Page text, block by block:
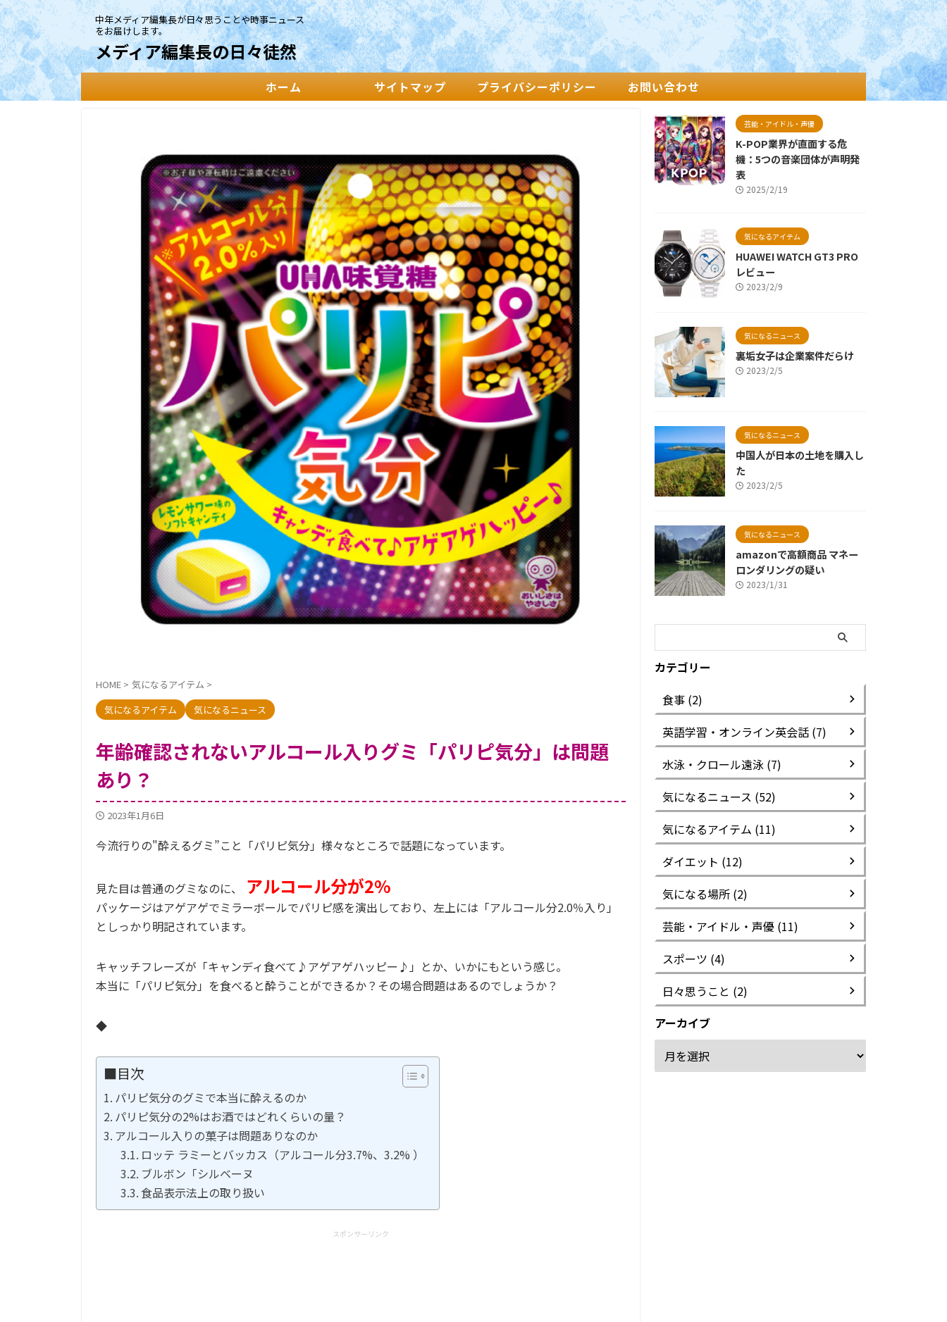
中年メディア編集長が日々思うことや時事ニュース
をお届けします。
メディア編集長の日々徒然
ホーム サイトマップ プライバシーポリシー お問い合わせ
HOME > 気になるアイテム >
気になるアイテム
気になるニュース
年齢確認されないアルコール入りグミ「パリピ気分」は問題
あり？
2023年1月6日
今流行りの"酔えるグミ”こと「パリピ気分」様々なところで話題になっています。
見た目は普通のグミなのに、 アルコール分が2%
パッケージはアゲアゲでミラーボールでパリピ感を演出しており、左上には「アルコール分2.0％入り」
としっかり明記されています。
キャッチフレーズが「キャンディ食べて♪アゲアゲハッピー♪」とか、いかにもという感じ。
本当に「パリピ気分」を食べると酔うことができるか？その場合問題はあるのでしょうか？
◆
■目次
パリピ気分のグミで本当に酔えるのか
パリピ気分の2%はお酒ではどれくらいの量？
アルコール入りの菓子は問題ありなのか
ロッテ ラミーとバッカス（アルコール分3.7%、3.2% ）
ブルボン「シルベーヌ
食品表示法上の取り扱い
スポンサーリンク
芸能・アイドル・声優
K-POP業界が直面する危
機：5つの音楽団体が声明発
表
2025/2/19
気になるアイテム
HUAWEI WATCH GT3 PRO
レビュー
2023/2/9
気になるニュース
裏垢女子は企業案件だらけ
2023/2/5
気になるニュース
中国人が日本の土地を購入し
た
2023/2/5
気になるニュース
amazonで高額商品 マネー
ロンダリングの疑い
2023/1/31
カテゴリー
食事 (2)
英語学習・オンライン英会話 (7)
水泳・クロール遠泳 (7)
気になるニュース (52)
気になるアイテム (11)
ダイエット (12)
気になる場所 (2)
芸能・アイドル・声優 (11)
スポーツ (4)
日々思うこと (2)
アーカイブ